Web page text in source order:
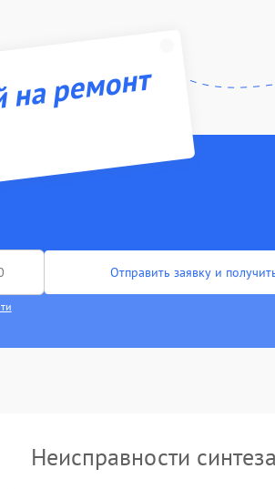
ремонт
Отправить заявку и
Неисправности